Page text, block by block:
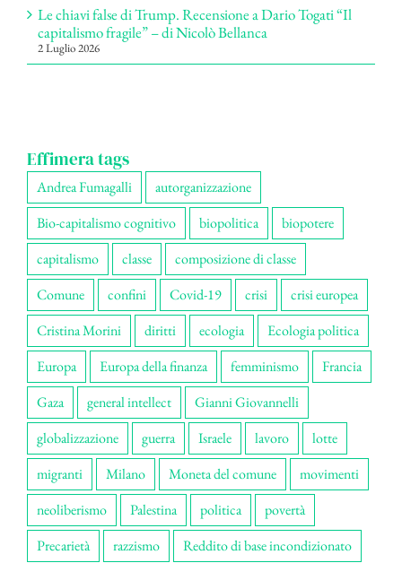
Le chiavi false di Trump. Recensione a Dario Togati “Il
capitalismo fragile” – di Nicolò Bellanca
2 Luglio 2026
Effimera tags
Andrea Fumagalli
autorganizzazione
Bio-capitalismo cognitivo
biopolitica
biopotere
capitalismo
classe
composizione di classe
Comune
confini Covid-19 crisi
crisi europea
Cristina Morini
diritti ecologia
Ecologia politica
Europa
Europa della finanza femminismo
Francia
Gaza
general intellect
Gianni Giovannelli
globalizzazione
guerra Israele lavoro
lotte
migranti
Milano Moneta del comune
movimenti
neoliberismo
Palestina politica
povertà
Precarietà
razzismo Reddito di base incondizionato